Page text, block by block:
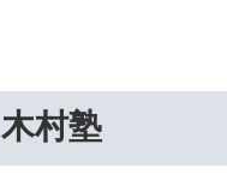
木村塾